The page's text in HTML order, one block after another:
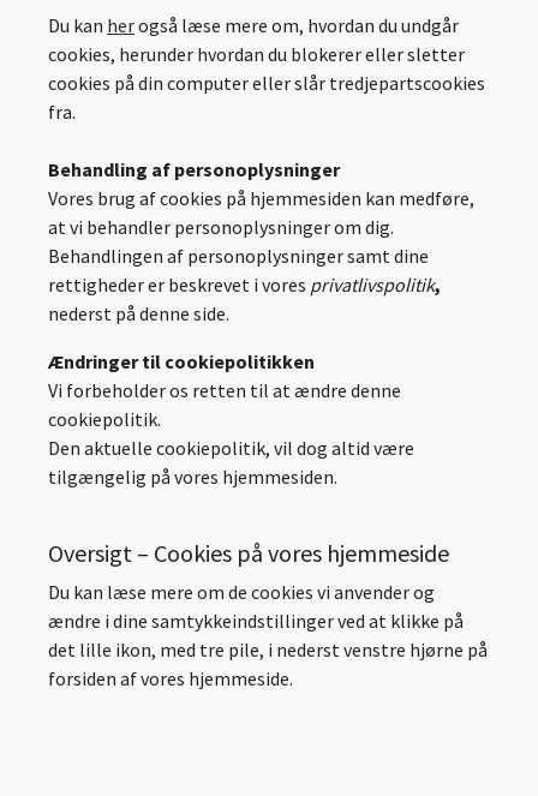
Du kan herogså læse mere om, hvordan du undgår
cookies, herunder hvordan du blokerer eller sletter
cookies på din computer eller slår tredjepartscookies
fra.
Behandling af personoplysninger
Vores brug af cookies på hjemmesiden kan medføre,
at vi behandler personoplysninger om dig.
Behandlingen af personoplysninger samt dine
rettigheder er beskrevet i vores privatlivspolitik,
nederst på denne side.
Ændringer til cookiepolitikken
Vi forbeholder os retten til at ændre denne
cookiepolitik.
Den aktuelle cookiepolitik, vil dog altid være
tilgængelig på vores hjemmesiden.
Oversigt – Cookies på vores hjemmeside
Du kan læse mere om de cookies vi anvender og
ændre i dine samtykkeindstillinger ved at klikke på
det lille ikon, med tre pile, i nederst venstre hjørne på
forsiden af vores hjemmeside.